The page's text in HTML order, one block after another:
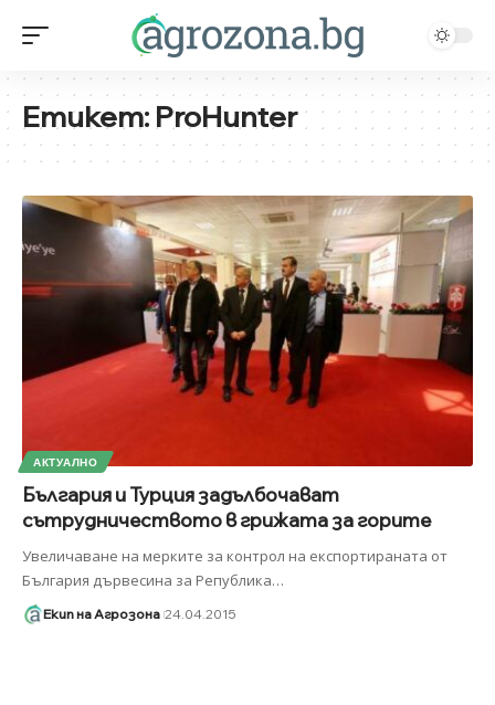
Етикет:ProHunter
АКТУАЛНО
България и Турция задълбочават
сътрудничеството в грижата за горите
Увеличаване на мерките за контрол на експортираната от
България дървесина за Република…
Екип на Агрозона 24.04.2015